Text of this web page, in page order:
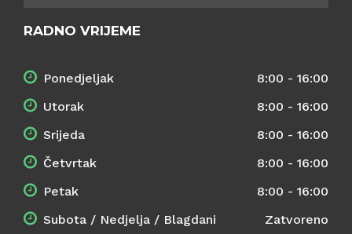
RADNO VRIJEME
Ponedjeljak
8:00 - 16:00
Utorak
8:00 - 16:00
Srijeda
8:00 - 16:00
Četvrtak
8:00 - 16:00
Petak
8:00 - 16:00
Subota / Nedjelja / Blagdani
Zatvoreno